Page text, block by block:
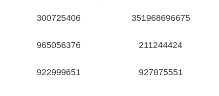
300725406 351968696675
965056376 211244424
922999651 927875551